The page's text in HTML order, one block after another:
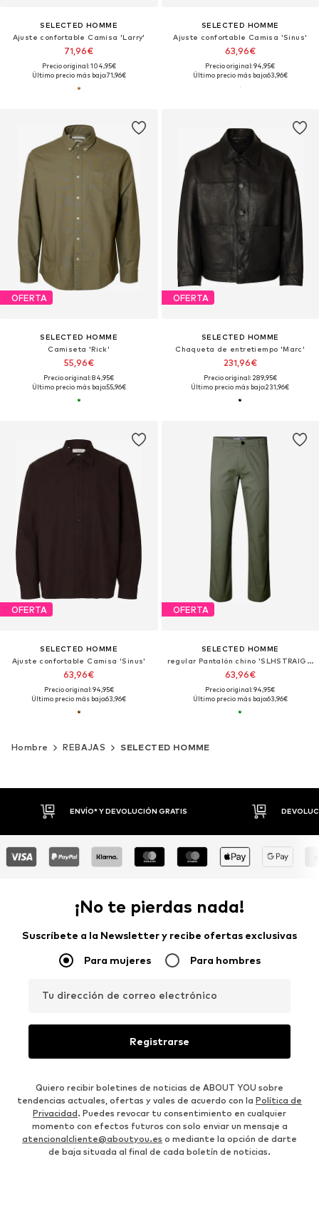
SELECTED HOMME
Ajuste confortable Camisa 'Larry'
71,96€
Precio original: 104,95€
Último precio más bajo:71,96€
SELECTED HOMME
Ajuste confortable Camisa 'Sinus'
63,96€
Precio original: 94,95€
Último precio más bajo:63,96€
OFERTA
SELECTED HOMME
Camiseta 'Rick'
55,96€
Precio original: 84,95€
Último precio más bajo:55,96€
OFERTA
SELECTED HOMME
Chaqueta de entretiempo 'Marc'
231,96€
Precio original: 289,95€
Último precio más bajo:231,96€
OFERTA
SELECTED HOMME
Ajuste confortable Camisa 'Sinus'
63,96€
Precio original: 94,95€
Último precio más bajo:63,96€
OFERTA
SELECTED HOMME
regular Pantalón chino 'SLHSTRAIGHT196-DAN'
63,96€
Precio original: 94,95€
Último precio más bajo:63,96€
Hombre REBAJAS SELECTED HOMME
DEVOLUCIONES HASTA 30 DÍAS
¡No te pierdas nada!
Suscríbete a la Newsletter y recibe ofertas exclusivas
Para mujeres Para hombres
Tu dirección de correo electrónico
Registrarse
Quiero recibir boletines de noticias de ABOUT YOU sobre
tendencias actuales, ofertas y vales de acuerdo con la Política de
Privacidad. Puedes revocar tu consentimiento en cualquier
momento con efectos futuros con solo enviar un mensaje a
atencionalcliente@aboutyou.es o mediante la opción de darte
de baja situada al final de cada boletín de noticias.